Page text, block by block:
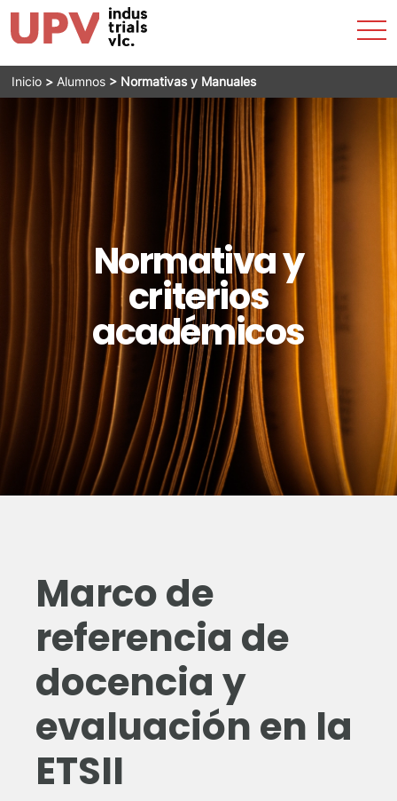
Saltar
al
contenido
La ETSII
Admisión
Estudios
Servicios
Horarios
Empresas
Internacional
Actualidad
Accesibilidad
Buscar
Emergencias
Directorio
Inicio > Alumnos > Normativas y Manuales
Normativa y
criterios
académicos
Marco de
referencia de
docencia y
evaluación en la
ETSII